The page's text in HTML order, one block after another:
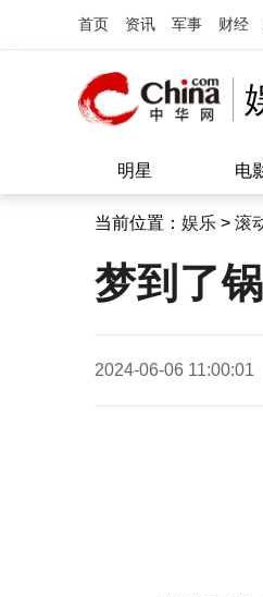
首页 资讯 军事 财经
明星 电
当前位置： 娱乐 > 滚
梦到了
2024-06-06 11:00:01